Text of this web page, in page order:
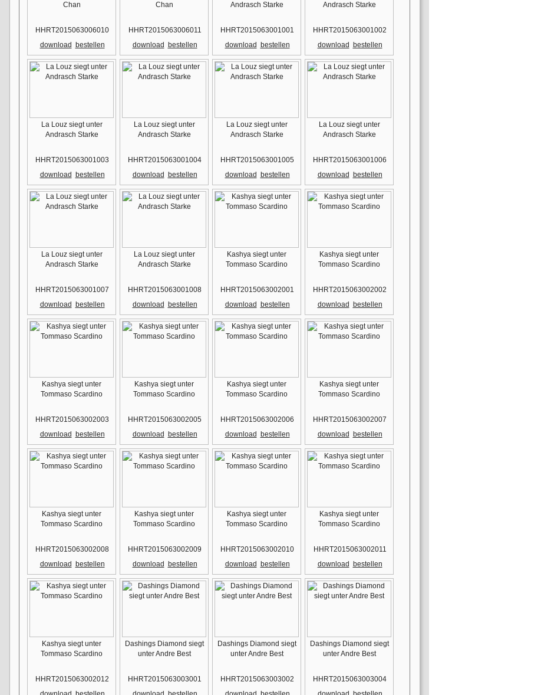
Chan
HHRT2015063006010
download
bestellen
Chan
HHRT2015063006011
download
bestellen
Andrasch Starke
HHRT2015063001001
download
bestellen
Andrasch Starke
HHRT2015063001002
download
bestellen
La Louz siegt unter
Andrasch Starke
HHRT2015063001003
download
bestellen
La Louz siegt unter
Andrasch Starke
HHRT2015063001004
download
bestellen
La Louz siegt unter
Andrasch Starke
HHRT2015063001005
download
bestellen
La Louz siegt unter
Andrasch Starke
HHRT2015063001006
download
bestellen
La Louz siegt unter
Andrasch Starke
HHRT2015063001007
download
bestellen
La Louz siegt unter
Andrasch Starke
HHRT2015063001008
download
bestellen
Kashya siegt unter
Tommaso Scardino
HHRT2015063002001
download
bestellen
Kashya siegt unter
Tommaso Scardino
HHRT2015063002002
download
bestellen
Kashya siegt unter
Tommaso Scardino
HHRT2015063002003
download
bestellen
Kashya siegt unter
Tommaso Scardino
HHRT2015063002005
download
bestellen
Kashya siegt unter
Tommaso Scardino
HHRT2015063002006
download
bestellen
Kashya siegt unter
Tommaso Scardino
HHRT2015063002007
download
bestellen
Kashya siegt unter
Tommaso Scardino
HHRT2015063002008
download
bestellen
Kashya siegt unter
Tommaso Scardino
HHRT2015063002009
download
bestellen
Kashya siegt unter
Tommaso Scardino
HHRT2015063002010
download
bestellen
Kashya siegt unter
Tommaso Scardino
HHRT2015063002011
download
bestellen
Kashya siegt unter
Tommaso Scardino
HHRT2015063002012
Dashings Diamond siegt
unter Andre Best
HHRT2015063003001
Dashings Diamond siegt
unter Andre Best
HHRT2015063003002
Dashings Diamond siegt
unter Andre Best
HHRT2015063003004